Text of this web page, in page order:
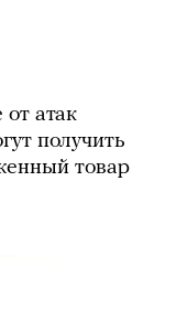
атак
получить
товар